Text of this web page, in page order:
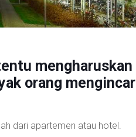
mengharuskan
orang mengincar
dari apartemen atau hotel.